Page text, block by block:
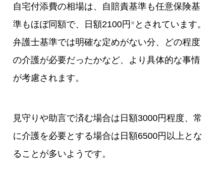
自宅付添費の相場は、自賠責基準も任意保険基
準もほぼ同額で、日額2100円 ※ とされています。
弁護士基準では明確な定めがない分、どの程度
の介護が必要だったかなど、より具体的な事情
が考慮されます。
見守りや助言で済む場合は日額3000円程度、常
に介護を必要とする場合は日額6500円以上とな
ることが多いようです。